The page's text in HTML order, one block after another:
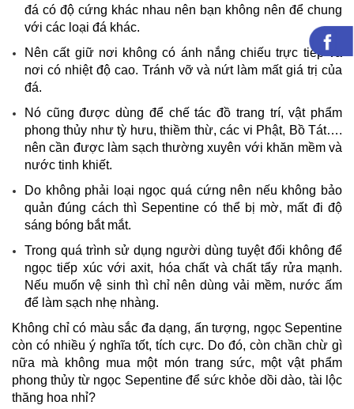
đá có độ cứng khác nhau nên bạn không nên để chung
với các loại đá khác.
Nên cất giữ nơi không có ánh nắng chiếu trực tiếp và
nơi có nhiệt độ cao. Tránh vỡ và nứt làm mất giá trị của
đá.
Nó cũng được dùng để chế tác đồ trang trí, vật phẩm
phong thủy như tỳ hưu, thiềm thừ, các vi Phật, Bồ Tát….
nên cần được làm sạch thường xuyên với khăn mềm và
nước tinh khiết.
Do không phải loại ngọc quá cứng nên nếu không bảo
quản đúng cách thì Sepentine có thể bị mờ, mất đi độ
sáng bóng bắt mắt.
Trong quá trình sử dụng người dùng tuyệt đối không để
ngọc tiếp xúc với axit, hóa chất và chất tẩy rửa mạnh.
Nếu muốn vệ sinh thì chỉ nên dùng vải mềm, nước ấm
để làm sạch nhẹ nhàng.
Không chỉ có màu sắc đa dạng, ấn tượng, ngọc Sepentine
còn có nhiều ý nghĩa tốt, tích cực. Do đó, còn chần chừ gì
nữa mà không mua một món trang sức, một vật phẩm
phong thủy từ ngọc Sepentine để sức khỏe dồi dào, tài lộc
thăng hoa nhỉ?